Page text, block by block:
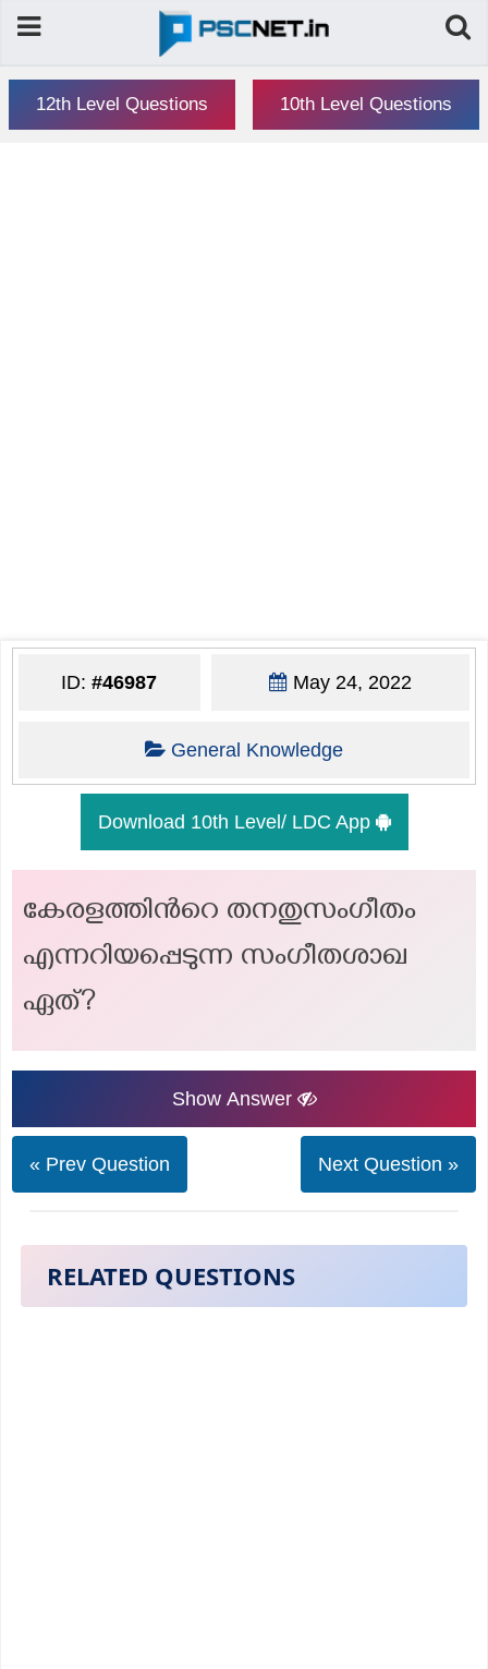
12th Level Questions 10th Level Questions
ID:#46987 May 24, 2022
General Knowledge
Download 10th Level/ LDC App
കേരളത്തിൻറെ തനതുസംഗീതം
എന്നറിയപ്പെടുന്ന സംഗീതശാഖ
ഏത്?
Show Answer
« Prev Question Next Question »
RELATED QUESTIONS